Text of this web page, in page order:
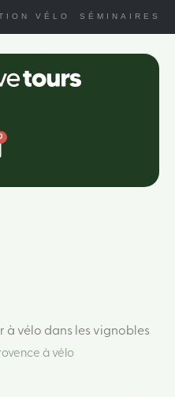
VÉLO SÉMINAIRES
à vélo dans les vignobles
à vélo